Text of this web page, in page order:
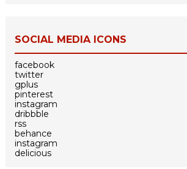
SOCIAL MEDIA ICONS
facebook
twitter
gplus
pinterest
instagram
dribbble
rss
behance
instagram
delicious